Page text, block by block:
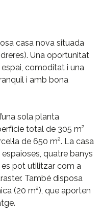
casa nova situada
Una oportunitat
comoditat i una
i amb bona
sola planta
total de 305 m²
de 650 m². La casa
quatre banys
pot utilitzar com a
També disposa
(20 m²), que aporten